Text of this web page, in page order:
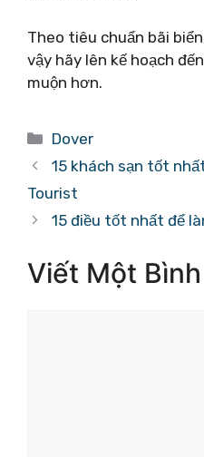
Theo tiêu chuẩn bãi
vậy hãy lên kế hoạch
muộn hơn.
Danh
mục
Dover
15 khách sạn tốt
Tourist
15 điều tốt nhất để
Viết Một